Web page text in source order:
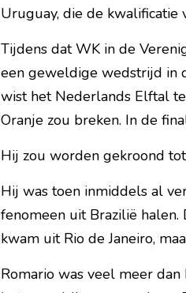
Uruguay, die de kwalificatie
Tijdens dat WK in de
een geweldige wedstrijd in
wist het Nederlands Elftal
Oranje zou breken. In de
Hij zou worden gekroond
Hij was toen inmiddels al
fenomeen uit Brazilië
kwam uit Rio de Janeiro,
Romario was veel meer